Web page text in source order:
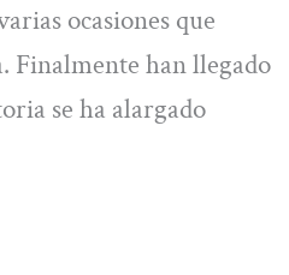
ocasiones que
Finalmente han llegado
se ha alargado